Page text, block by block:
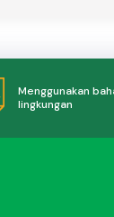
Menggunakan
lingkungan